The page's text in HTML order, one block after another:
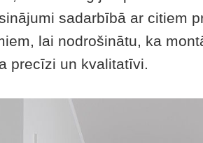
sadarbībā ar citiem
lai nodrošinātu, ka
precīzi un kvalitatīvi.